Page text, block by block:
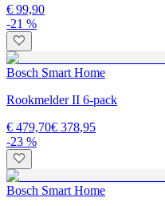
€ 99,90
-21 %
Bosch Smart Home
Rookmelder II 6-pack
€ 479,70€ 378,95
-23 %
Bosch Smart Home